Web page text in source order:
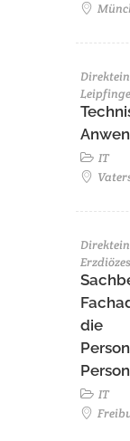
IT
die
IT